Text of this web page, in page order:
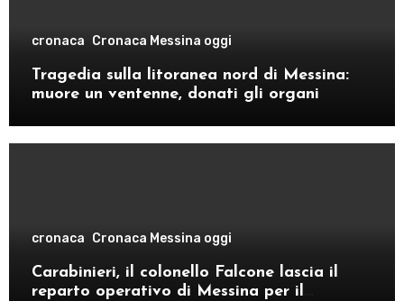
cronaca Cronaca Messina oggi
Tragedia sulla litoranea nord di Messina:
muore un ventenne, donati gli organi
cronaca Cronaca Messina oggi
Carabinieri, il colonello Falcone lascia il
reparto operativo di Messina per il